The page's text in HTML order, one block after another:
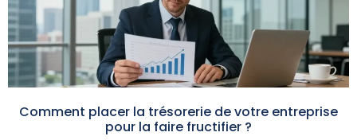
Comment placer la trésorerie de votre entreprise
pour la faire fructifier ?